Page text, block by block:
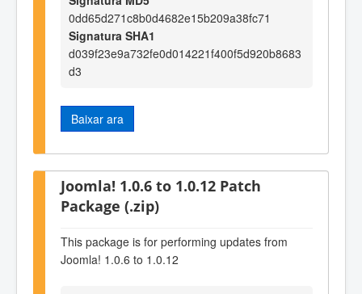
0dd65d271c8b0d4682e15b209a38fc71
Signatura SHA1
d039f23e9a732fe0d014221f400f5d920b8683
d3
Baixar ara
Joomla! 1.0.6 to 1.0.12 Patch
Package (.zip)
This package is for performing updates from
Joomla! 1.0.6 to 1.0.12